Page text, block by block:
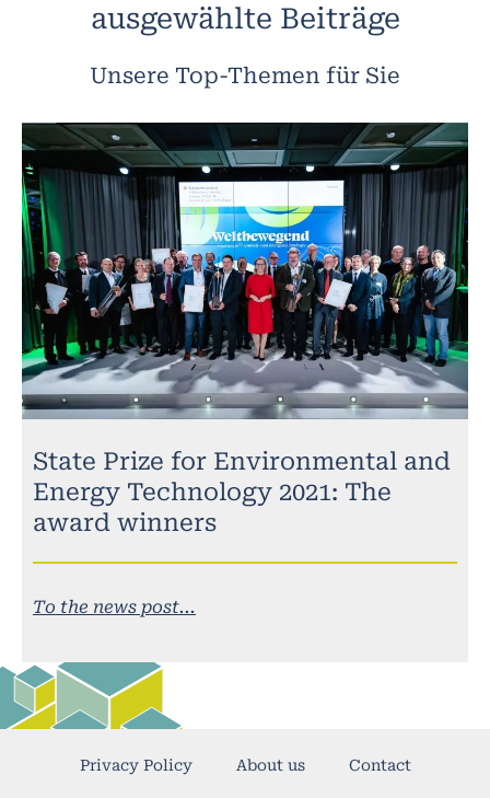
ausgewählte Beiträge
Unsere Top-Themen für Sie
State Prize for Environmental and
Energy Technology 2021: The
award winners
To the news post...
Privacy Policy About us Contact